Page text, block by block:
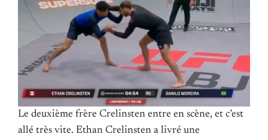
Le deuxième frère Crelinsten entre en scène, et c’est
allé très vite. Ethan Crelinsten a livré une